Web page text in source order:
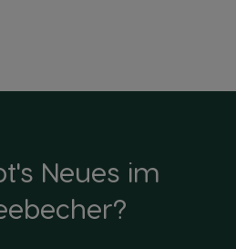
Neues im